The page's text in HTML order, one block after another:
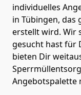
individuelles
in Tübingen, das
erstellt wird. Wir
gesucht hast für
bieten Dir
Angebotspalette